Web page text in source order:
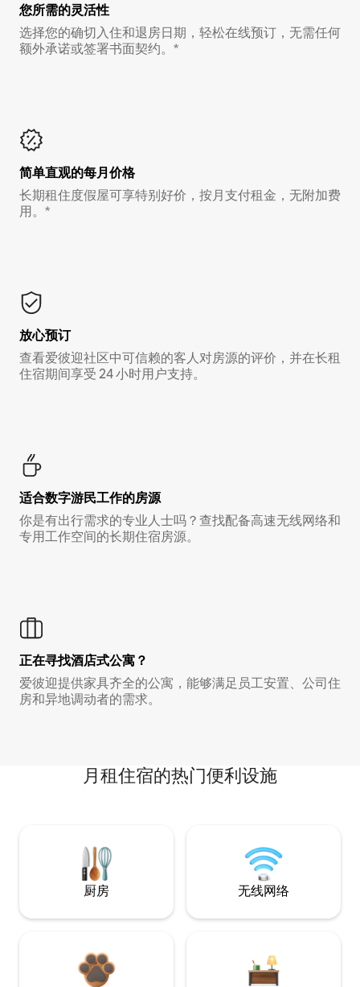
您所需的灵活性
选择您的确切入住和退房日期，轻松在线预订，无需任何
额外承诺或签署书面契约。*
简单直观的每月价格
长期租住度假屋可享特别好价，按月支付租金，无附加费
用。*
放心预订
查看爱彼迎社区中可信赖的客人对房源的评价，并在长租
住宿期间享受 24 小时用户支持。
适合数字游民工作的房源
你是有出行需求的专业人士吗？查找配备高速无线网络和
专用工作空间的长期住宿房源。
正在寻找酒店式公寓？
爱彼迎提供家具齐全的公寓，能够满足员工安置、公司住
房和异地调动者的需求。
月租住宿的热门便利设施
厨房 无线网络